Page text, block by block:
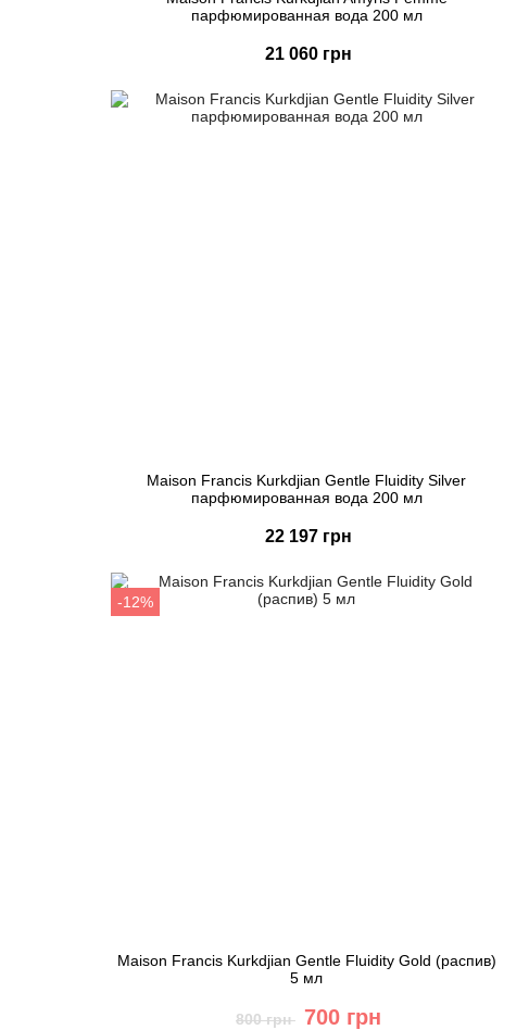
парфюмированная вода 200 мл
21 060 грн
Быстрый заказ
Maison Francis Kurkdjian Gentle Fluidity Silver
парфюмированная вода 200 мл
22 197 грн
Быстрый заказ
-12%
Maison Francis Kurkdjian Gentle Fluidity Gold (распив)
5 мл
800 грн 700 грн